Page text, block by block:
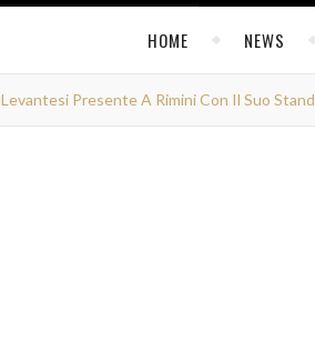
HOME NEWS
Levantesi Presente A Rimini Con Il Suo Stand